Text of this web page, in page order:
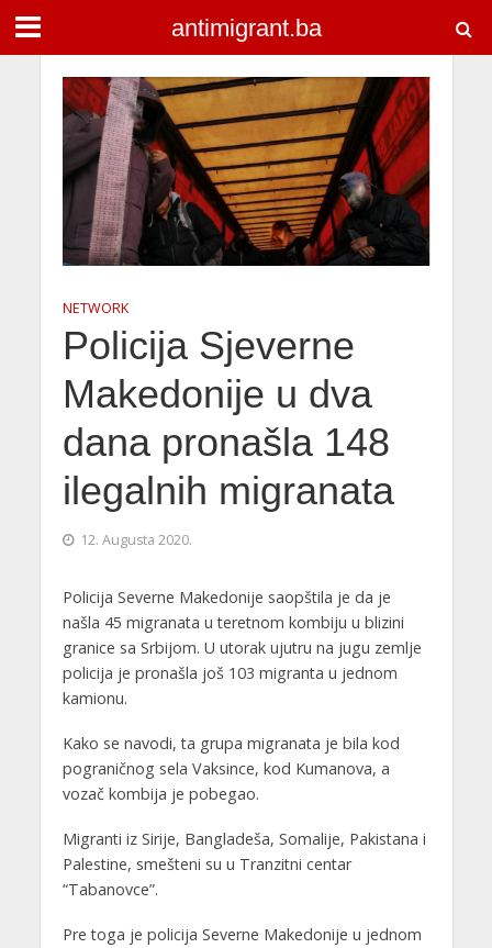
antimigrant.ba
NETWORK
Policija Sjeverne
Makedonije u dva
dana pronašla 148
ilegalnih migranata
12. Augusta 2020.
Policija Severne Makedonije saopštila je da je
našla 45 migranata u teretnom kombiju u blizini
granice sa Srbijom. U utorak ujutru na jugu zemlje
policija je pronašla još 103 migranta u jednom
kamionu.
Kako se navodi, ta grupa migranata je bila kod
pograničnog sela Vaksince, kod Kumanova, a
vozač kombija je pobegao.
Migranti iz Sirije, Bangladeša, Somalije, Pakistana i
Palestine, smešteni su u Tranzitni centar
“Tabanovce”.
Pre toga je policija Severne Makedonije u jednom